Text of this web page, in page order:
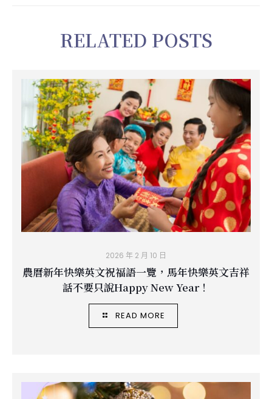
RELATED POSTS
2026 年 2 月 10 日
農曆新年快樂英文祝福語一覽，馬年快樂英文吉祥
話不要只說Happy New Year！
READ MORE